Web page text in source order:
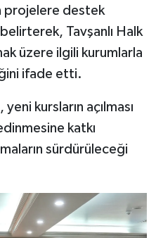
projelere destek
Tavşanlı Halk
üzere ilgili kurumlarla
ifade etti.
yeni kursların açılması
katkı
sürdürüleceği